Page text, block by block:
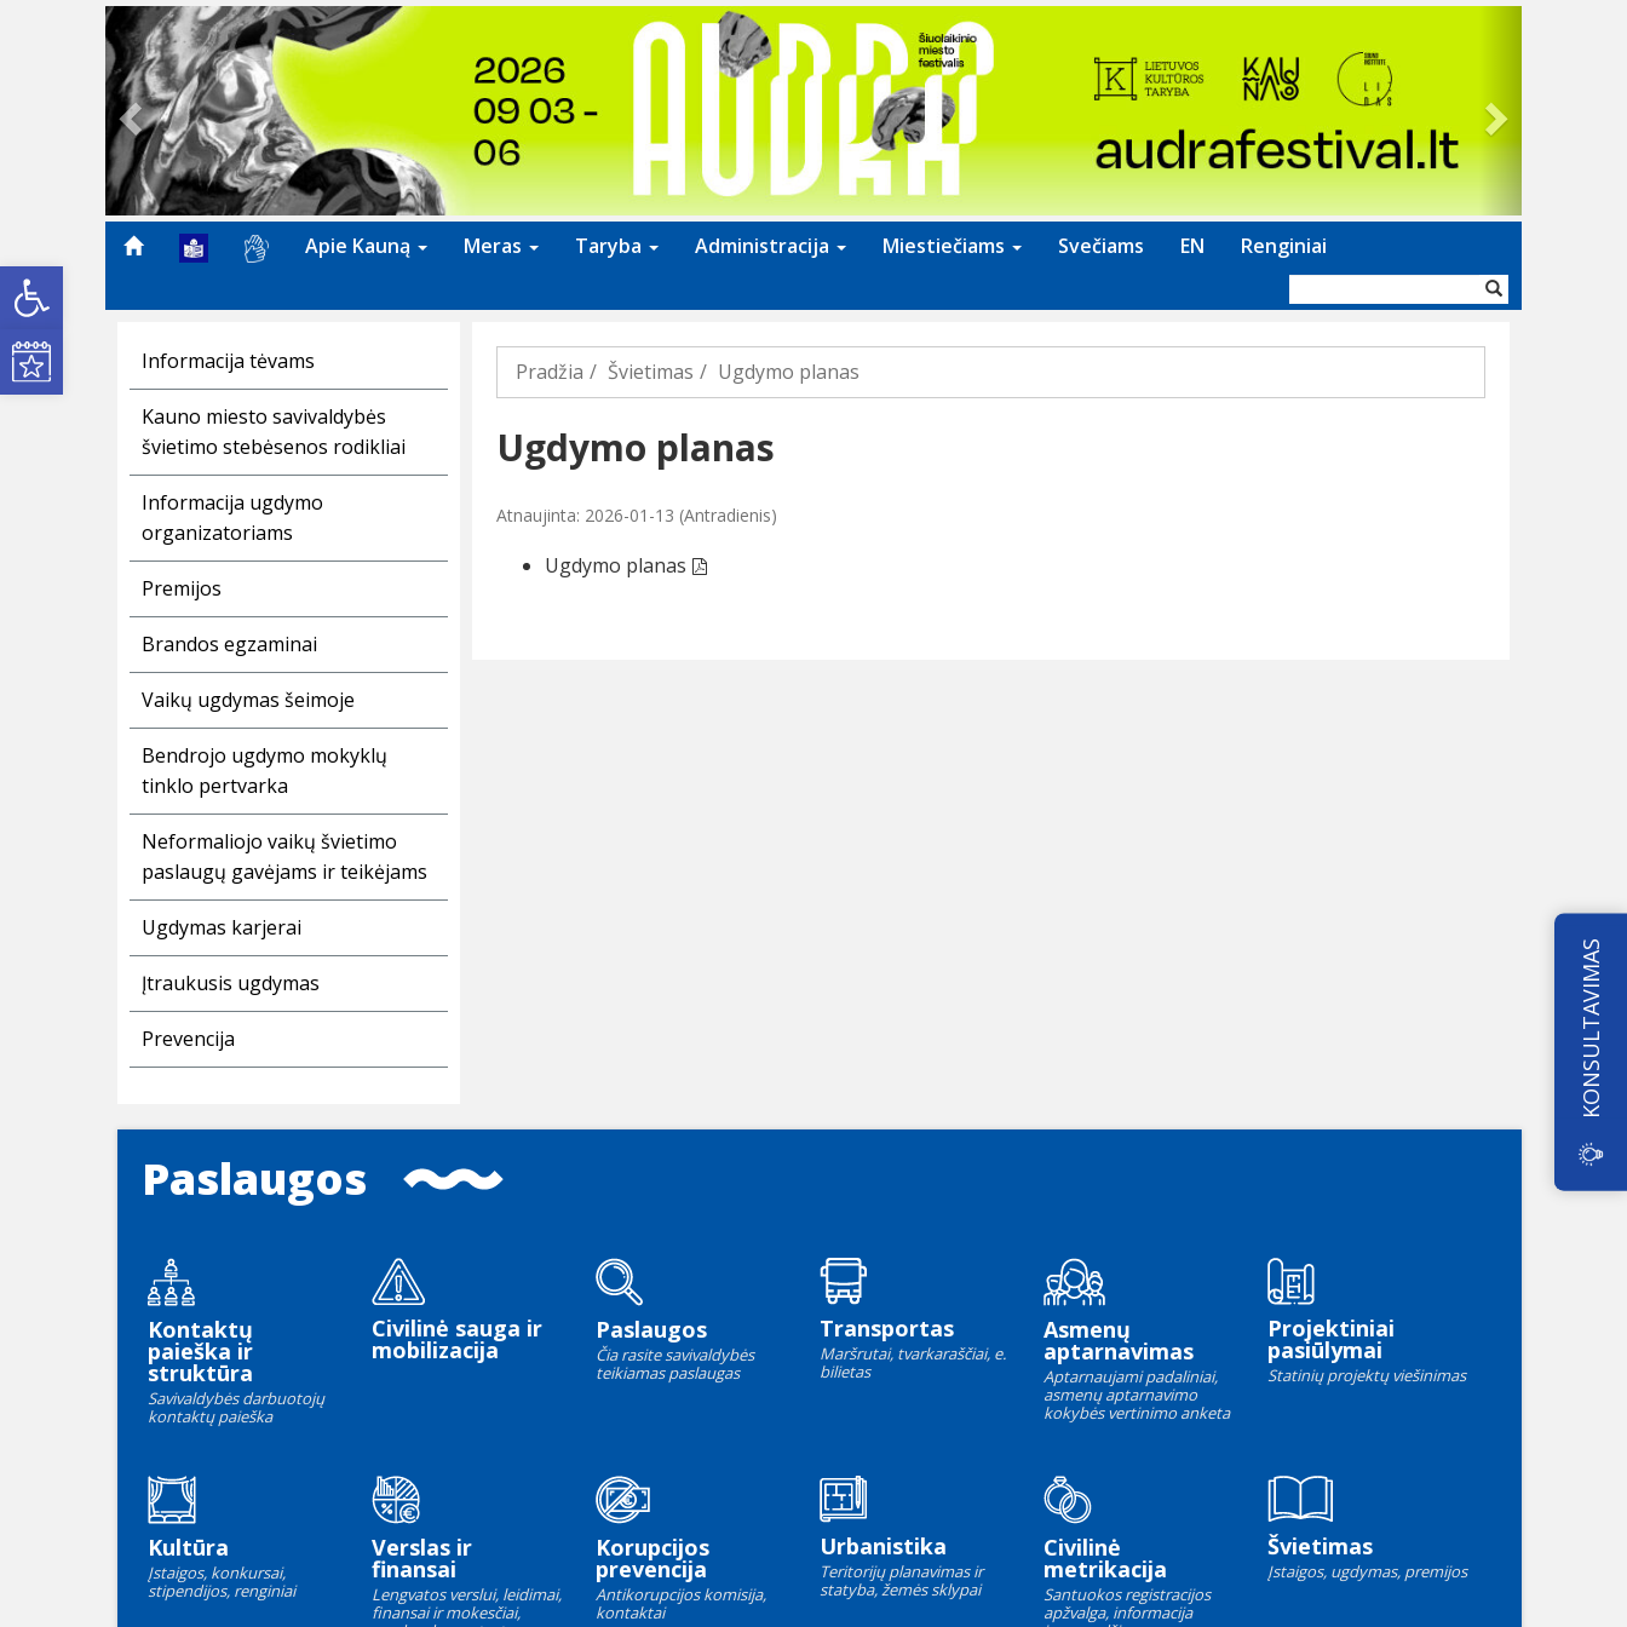
Open toolbar
Kultūros renginiai
Previous
Apie Kauną Meras Taryba Administracija Miestiečiams Svečiams EN Renginiai
forma
Informacija tėvams
Kauno miesto savivaldybės
švietimo stebėsenos rodikliai
Informacija ugdymo
organizatoriams
Premijos
Brandos egzaminai
Vaikų ugdymas šeimoje
Bendrojo ugdymo mokyklų
tinklo pertvarka
Neformaliojo vaikų švietimo
paslaugų gavėjams ir teikėjams
Ugdymas karjerai
Įtraukusis ugdymas
Prevencija
Pradžia Švietimas Ugdymo planas
Ugdymo planas
Atnaujinta: 2026-01-13 (Antradienis)
Ugdymo planas
Paslaugos
Kontaktų
paieška ir
struktūra
Savivaldybės darbuotojų
kontaktų paieška
Civilinė sauga ir
mobilizacija
Paslaugos
Čia rasite savivaldybės
teikiamas paslaugas
Transportas
Maršrutai, tvarkaraščiai, e.
bilietas
Asmenų
aptarnavimas
Aptarnaujami padaliniai,
asmenų aptarnavimo
kokybės vertinimo anketa
Projektiniai
pasiūlymai
Statinių projektų viešinimas
Kultūra
Įstaigos, konkursai,
stipendijos, renginiai
Verslas ir
finansai
Lengvatos verslui, leidimai,
finansai ir mokesčiai,
Korupcijos
prevencija
Antikorupcijos komisija,
kontaktai
Urbanistika
Teritorijų planavimas ir
statyba, žemės sklypai
Civilinė
metrikacija
Santuokos registracijos
apžvalga, informacija
Švietimas
Įstaigos, ugdymas, premijos
KONSULTAVIMAS